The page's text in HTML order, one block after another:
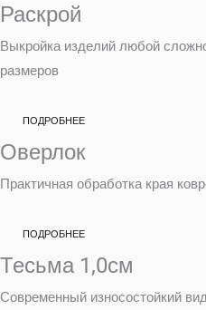
Раскрой
Выкройка изделий любой
размеров
ПОДРОБНЕЕ
Оверлок
Практичная обработка края
ПОДРОБНЕЕ
Тесьма 1,0см
Современный износостойкий